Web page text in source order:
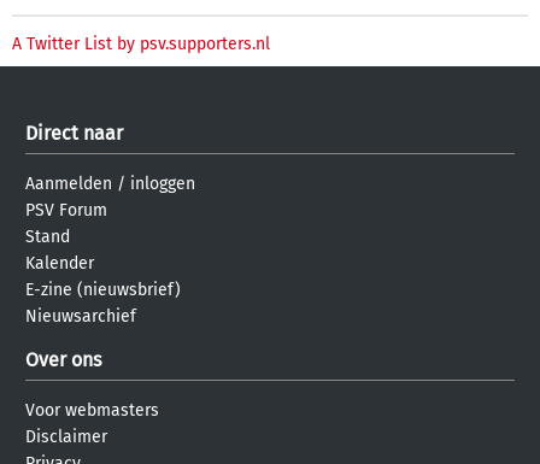
A Twitter List by psv.supporters.nl
Direct naar
Aanmelden / inloggen
PSV Forum
Stand
Kalender
E-zine (nieuwsbrief)
Nieuwsarchief
Over ons
Voor webmasters
Disclaimer